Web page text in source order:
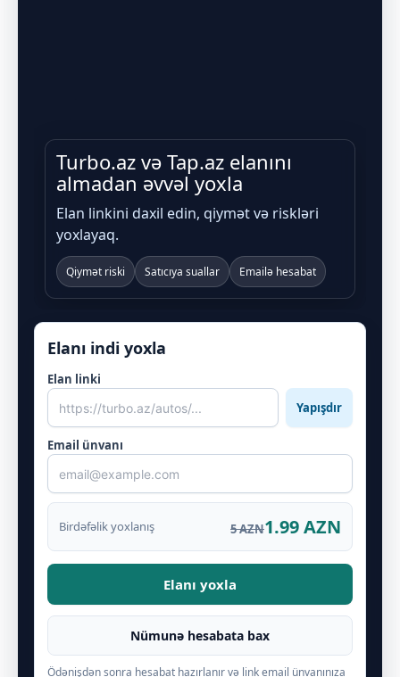
Turbo.az və Tap.az elanını
almadan əvvəl yoxla
Elan linkini daxil edin, qiymət və riskləri
yoxlayaq.
Qiymət riski Satıcıya suallar Emailə hesabat
Elanı indi yoxla
Elan linki
Yapışdır
Email ünvanı
Birdəfəlik yoxlanış 5 AZN1.99 AZN
Elanı yoxla
Nümunə hesabata bax
Ödənişdən sonra hesabat hazırlanır və link email ünvanınıza